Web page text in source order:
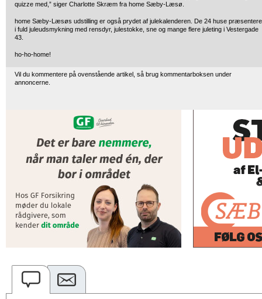
quizze med,” siger Charlotte Skræm fra home Sæby-Læsø.
home Sæby-Læsøs udstilling er også prydet af julekalenderen. De 24 huse
i fuld juleudsmykning med rensdyr, julestokke, sne og mange flere juleting i Vestergade
43.
ho-ho-home!
Vil du kommentere på ovenstående artikel, så brug kommentarboksen under
annoncerne.